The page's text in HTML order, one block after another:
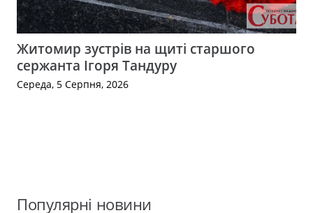
Житомир зустрів на щиті старшого
сержанта Ігоря Тандуру
Середа, 5 Серпня, 2026
Популярні новини